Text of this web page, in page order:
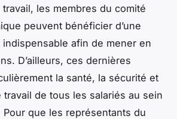
les membres du comité
peuvent bénéficier d’une
afin de mener en
D’ailleurs, ces dernières
la santé, la sécurité et
de tous les salariés au sein
Pour que les représentants du